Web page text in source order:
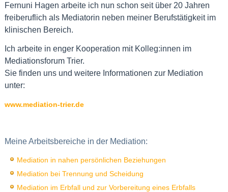
Fernuni Hagen arbeite ich nun schon seit über 20 Jahren
freiberuflich als Mediatorin neben meiner Berufstätigkeit im
klinischen Bereich.
Ich arbeite in enger Kooperation mit Kolleg:innen im
Mediationsforum Trier.
Sie finden uns und weitere Informationen zur Mediation
unter:
www.mediation-trier.de
Meine Arbeitsbereiche in der Mediation:
Mediation in nahen persönlichen Beziehungen
Mediation bei Trennung und Scheidung
Mediation im Erbfall und zur Vorbereitung eines Erbfalls